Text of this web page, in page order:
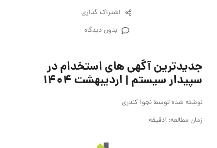
اشتراک گذاری
بدون دیدگاه
جدیدترین آگهی های استخدام در
سپیدار سیستم | اردیبهشت 1404
نوشته شده توسطنجوا کندری
زمان مطالعه: 1دقیقه